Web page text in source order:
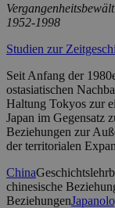
1952-1998
Studien zur
Seit Anfang der
ostasiatischen
Haltung Tokyos zur
Japan im Gegensatz
Beziehungen zur
der territorialen
China
chinesische
Beziehungen